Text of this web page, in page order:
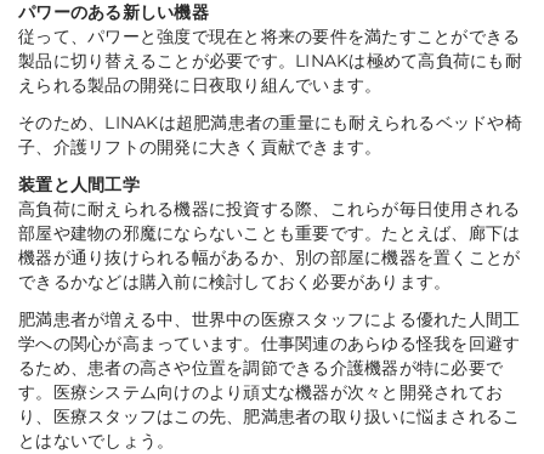
パワーのある新しい機器
従って、パワーと強度で現在と将来の要件を満たすことができる
製品に切り替えることが必要です。LINAKは極めて高負荷にも耐
えられる製品の開発に日夜取り組んでいます。
そのため、LINAKは超肥満患者の重量にも耐えられるベッドや椅
子、介護リフトの開発に大きく貢献できます。
装置と人間工学
高負荷に耐えられる機器に投資する際、これらが毎日使用される
部屋や建物の邪魔にならないことも重要です。たとえば、廊下は
機器が通り抜けられる幅があるか、別の部屋に機器を置くことが
できるかなどは購入前に検討しておく必要があります。
肥満患者が増える中、世界中の医療スタッフによる優れた人間工
学への関心が高まっています。仕事関連のあらゆる怪我を回避す
るため、患者の高さや位置を調節できる介護機器が特に必要で
す。医療システム向けのより頑丈な機器が次々と開発されてお
り、医療スタッフはこの先、肥満患者の取り扱いに悩まされるこ
とはないでしょう。